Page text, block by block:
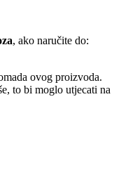
, ako naručite do:
ovog proizvoda.
to bi moglo utjecati na